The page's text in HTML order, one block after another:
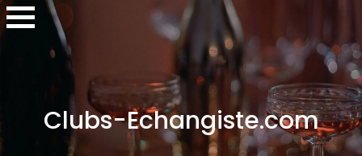
Clubs-Echangiste.com